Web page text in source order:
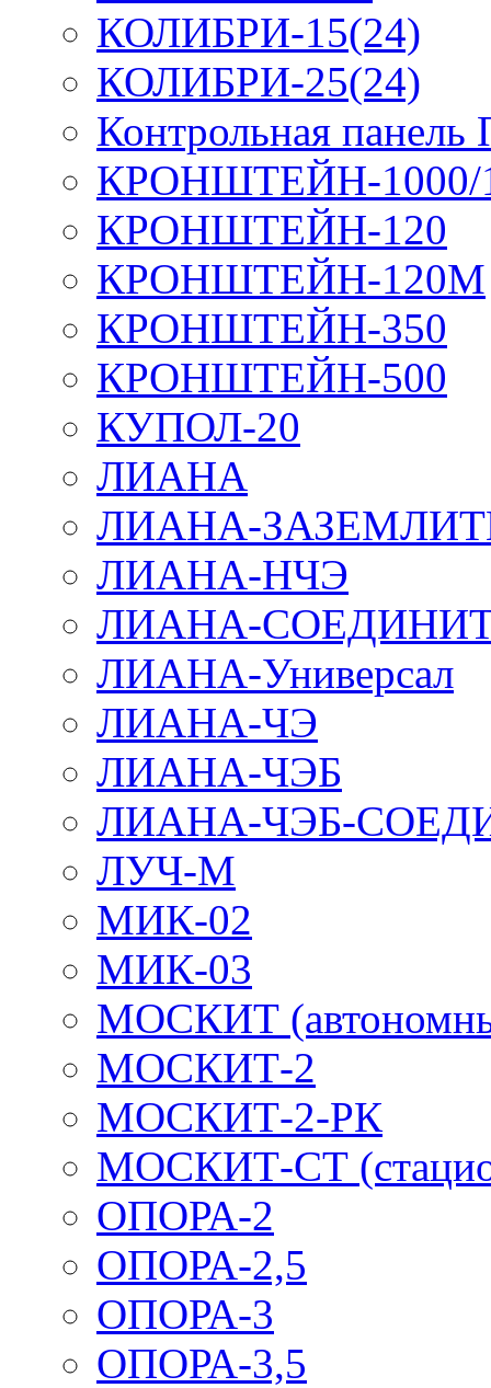
КОЛИБРИ-15(24)
КОЛИБРИ-25(24)
Контрольная
КРОНШТЕЙН-1000/
КРОНШТЕЙН-120
КРОНШТЕЙН-120М
КРОНШТЕЙН-350
КРОНШТЕЙН-500
КУПОЛ-20
ЛИАНА
ЛИАНА-
ЛИАНА-НЧЭ
ЛИАНА-
ЛИАНА-Универсал
ЛИАНА-ЧЭ
ЛИАНА-ЧЭБ
ЛИАНА-ЧЭБ-
ЛУЧ-М
МИК-02
МИК-03
МОСКИТ
МОСКИТ-2
МОСКИТ-2-РК
МОСКИТ-СТ
ОПОРА-2
ОПОРА-2,5
ОПОРА-3
ОПОРА-3,5